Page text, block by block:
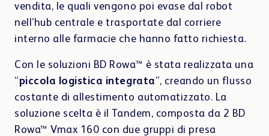
vendita, le quali vengono poi evase dal robot
nell’hub centrale e trasportate dal corriere
interno alle farmacie che hanno fatto richiesta.
Con le soluzioni BD Rowa™ è stata realizzata una
“piccola logistica integrata”, creando un flusso
costante di allestimento automatizzato. La
soluzione scelta è il Tandem, composta da 2 BD
Rowa™ Vmax 160 con due gruppi di presa